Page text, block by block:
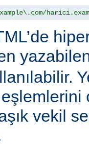
vekil